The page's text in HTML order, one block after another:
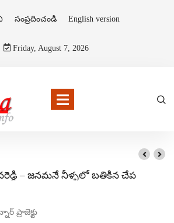
సంప్రదించండి English version
Friday, August 7, 2026
– జనమనే నీళ్ళలో బతికిన చేప
ప్రాజెక్టు